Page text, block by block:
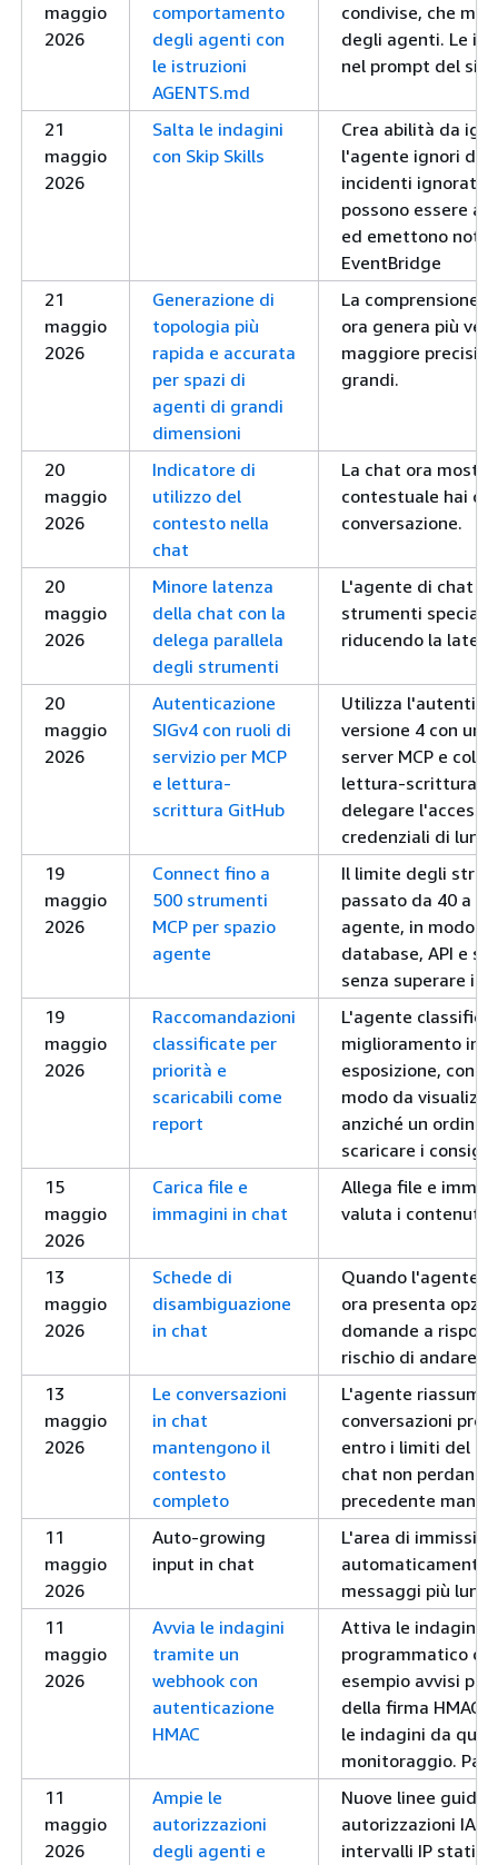
maggio
2026
comportamento
degli agenti con
le istruzioni
AGENTS.md
condivise, che
degli agenti. Le
nel prompt del
21
maggio
2026
Salta le indagini
con Skip Skills
Crea abilità da
l'agente ignori
incidenti ignorati
possono essere
ed emettono
EventBridge
21
maggio
2026
Generazione di
topologia più
rapida e accurata
per spazi di
agenti di grandi
dimensioni
La comprensione
ora genera più
maggiore
grandi.
20
maggio
2026
Indicatore di
utilizzo del
contesto nella
chat
La chat ora
contestuale hai
conversazione.
20
maggio
2026
Minore latenza
della chat con la
delega parallela
degli strumenti
L'agente di chat
strumenti
riducendo la
20
maggio
2026
Autenticazione
SIGv4 con ruoli di
servizio per MCP
e lettura-
scrittura GitHub
Utilizza
versione 4 con un
server MCP e
lettura-scrittura,
delegare
credenziali di
19
maggio
2026
Connect fino a
500 strumenti
MCP per spazio
agente
Il limite degli
passato da 40 a
agente, in modo
database, API e
senza superare i
19
maggio
2026
Raccomandazioni
classificate per
priorità e
scaricabili come
report
L'agente
miglioramento in
esposizione,
modo da
anziché un ordine
scaricare i
15
maggio
2026
Carica file e
immagini in chat
Allega file e
valuta i contenuti
13
maggio
2026
Schede di
disambiguazione
in chat
Quando l'agente
ora presenta
domande a
rischio di andare
13
maggio
2026
Le conversazioni
in chat
mantengono il
contesto
completo
L'agente
conversazioni
entro i limiti del
chat non perdano
precedente man
11
maggio
2026
Auto-growing
input in chat
L'area di
automaticamente
messaggi più
11
maggio
2026
Avvia le indagini
tramite un
webhook con
autenticazione
HMAC
Attiva le indagini
programmatico
esempio avvisi
della firma HMAC,
le indagini da
monitoraggio.
11
maggio
2026
Ampie le
autorizzazioni
degli agenti e
Nuove linee guida
autorizzazioni
intervalli IP statici